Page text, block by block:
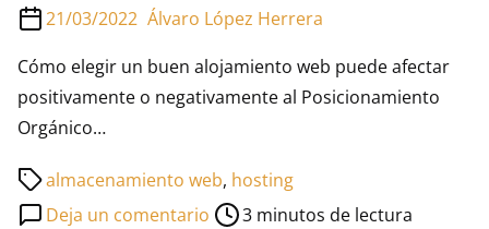
21/03/2022 Álvaro López Herrera
Cómo elegir un buen alojamiento web puede afectar
positivamente o negativamente al Posicionamiento
Orgánico…
almacenamiento web, hosting
Deja un comentario en
Tiempo
de
3 minutos de lectura